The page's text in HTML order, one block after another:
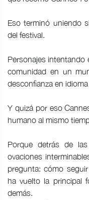
Eso terminó uniendo
del festival.
Personajes intentando
comunidad en un
desconfianza en
Y quizá por eso
humano al mismo
Porque detrás de
ovaciones
pregunta: cómo
ha vuelto la principal
demás.